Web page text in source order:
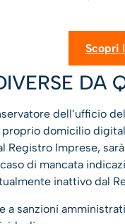
Scopri
DA
dell’ufficio
domicilio
Registro Imprese,
di mancata
inattivo dal
a sanzioni